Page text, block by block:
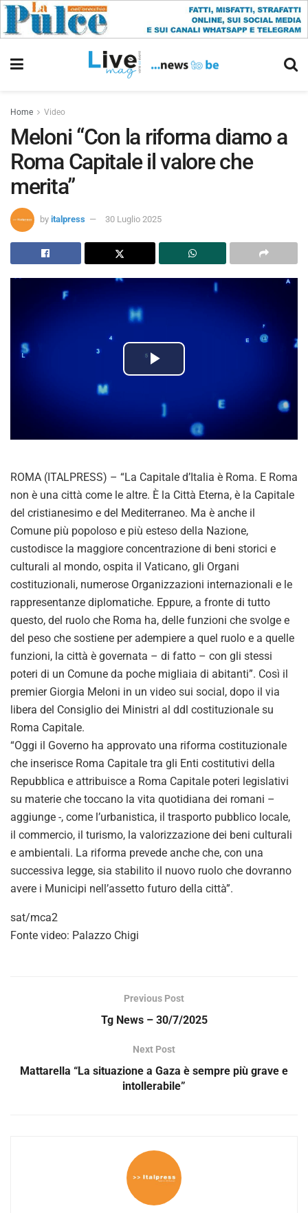
Home Video
Meloni “Con la riforma diamo a
Roma Capitale il valore che
merita”
by italpress 30 Luglio 2025
P
a
y
V
i
d
e
o
ROMA (ITALPRESS) – “La Capitale d’Italia è Roma. E Roma
non è una città come le altre. È la Città Eterna, è la Capitale
del cristianesimo e del Mediterraneo. Ma è anche il
Comune più popoloso e più esteso della Nazione,
custodisce la maggiore concentrazione di beni storici e
culturali al mondo, ospita il Vaticano, gli Organi
costituzionali, numerose Organizzazioni internazionali e le
rappresentanze diplomatiche. Eppure, a fronte di tutto
questo, del ruolo che Roma ha, delle funzioni che svolge e
del peso che sostiene per adempiere a quel ruolo e a quelle
funzioni, la città è governata – di fatto – con gli stessi
poteri di un Comune da poche migliaia di abitanti”. Così il
premier Giorgia Meloni in un video sui social, dopo il via
libera del Consiglio dei Ministri al ddl costituzionale su
Roma Capitale.
“Oggi il Governo ha approvato una riforma costituzionale
che inserisce Roma Capitale tra gli Enti costitutivi della
Repubblica e attribuisce a Roma Capitale poteri legislativi
su materie che toccano la vita quotidiana dei romani –
aggiunge -, come l’urbanistica, il trasporto pubblico locale,
il commercio, il turismo, la valorizzazione dei beni culturali
e ambientali. La riforma prevede anche che, con una
successiva legge, sia stabilito il nuovo ruolo che dovranno
avere i Municipi nell’assetto futuro della città”.
sat/mca2
Fonte video: Palazzo Chigi
Previous Post
Tg News – 30/7/2025
Next Post
Mattarella “La situazione a Gaza è sempre più grave e
intollerabile”